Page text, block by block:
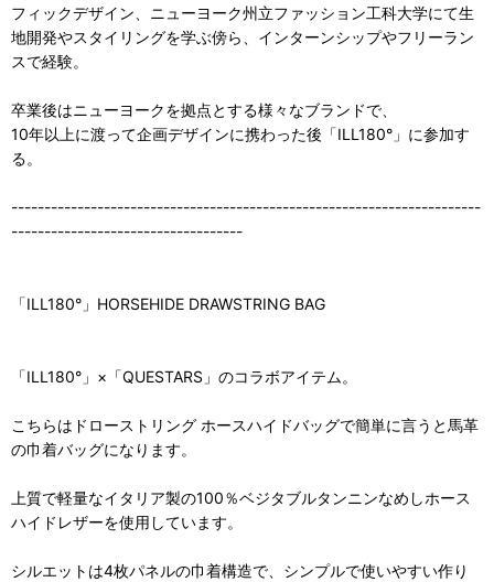
フィックデザイン、ニューヨーク州立ファッション工科大学にて生
地開発やスタイリングを学ぶ傍ら、インターンシップやフリーラン
スで経験。
卒業後はニューヨークを拠点とする様々なブランドで、
10年以上に渡って企画デザインに携わった後「ILL180°」に参加す
る。
-----------------------------------------------------------------------
-----------------------------------
「ILL180°」HORSEHIDE DRAWSTRING BAG
「ILL180°」×「QUESTARS」のコラボアイテム。
こちらはドローストリング ホースハイドバッグで簡単に言うと馬革
の巾着バッグになります。
上質で軽量なイタリア製の100％ベジタブルタンニンなめしホース
ハイドレザーを使用しています。
シルエットは4枚パネルの巾着構造で、シンプルで使いやすい作り